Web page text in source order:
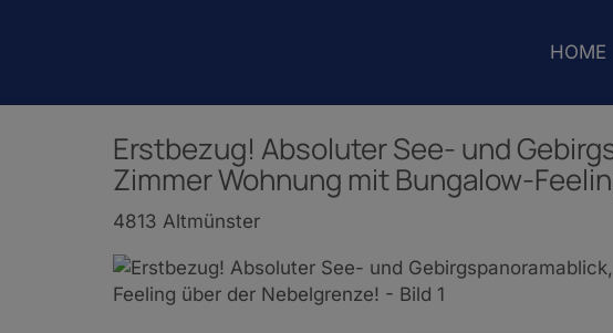
HOME
Erstbezug! Absoluter See- und
Zimmer Wohnung mit Bungalow-
4813 Altmünster